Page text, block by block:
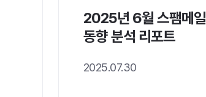
2025년 6월 스팸메일
동향 분석 리포트
2025.07.30